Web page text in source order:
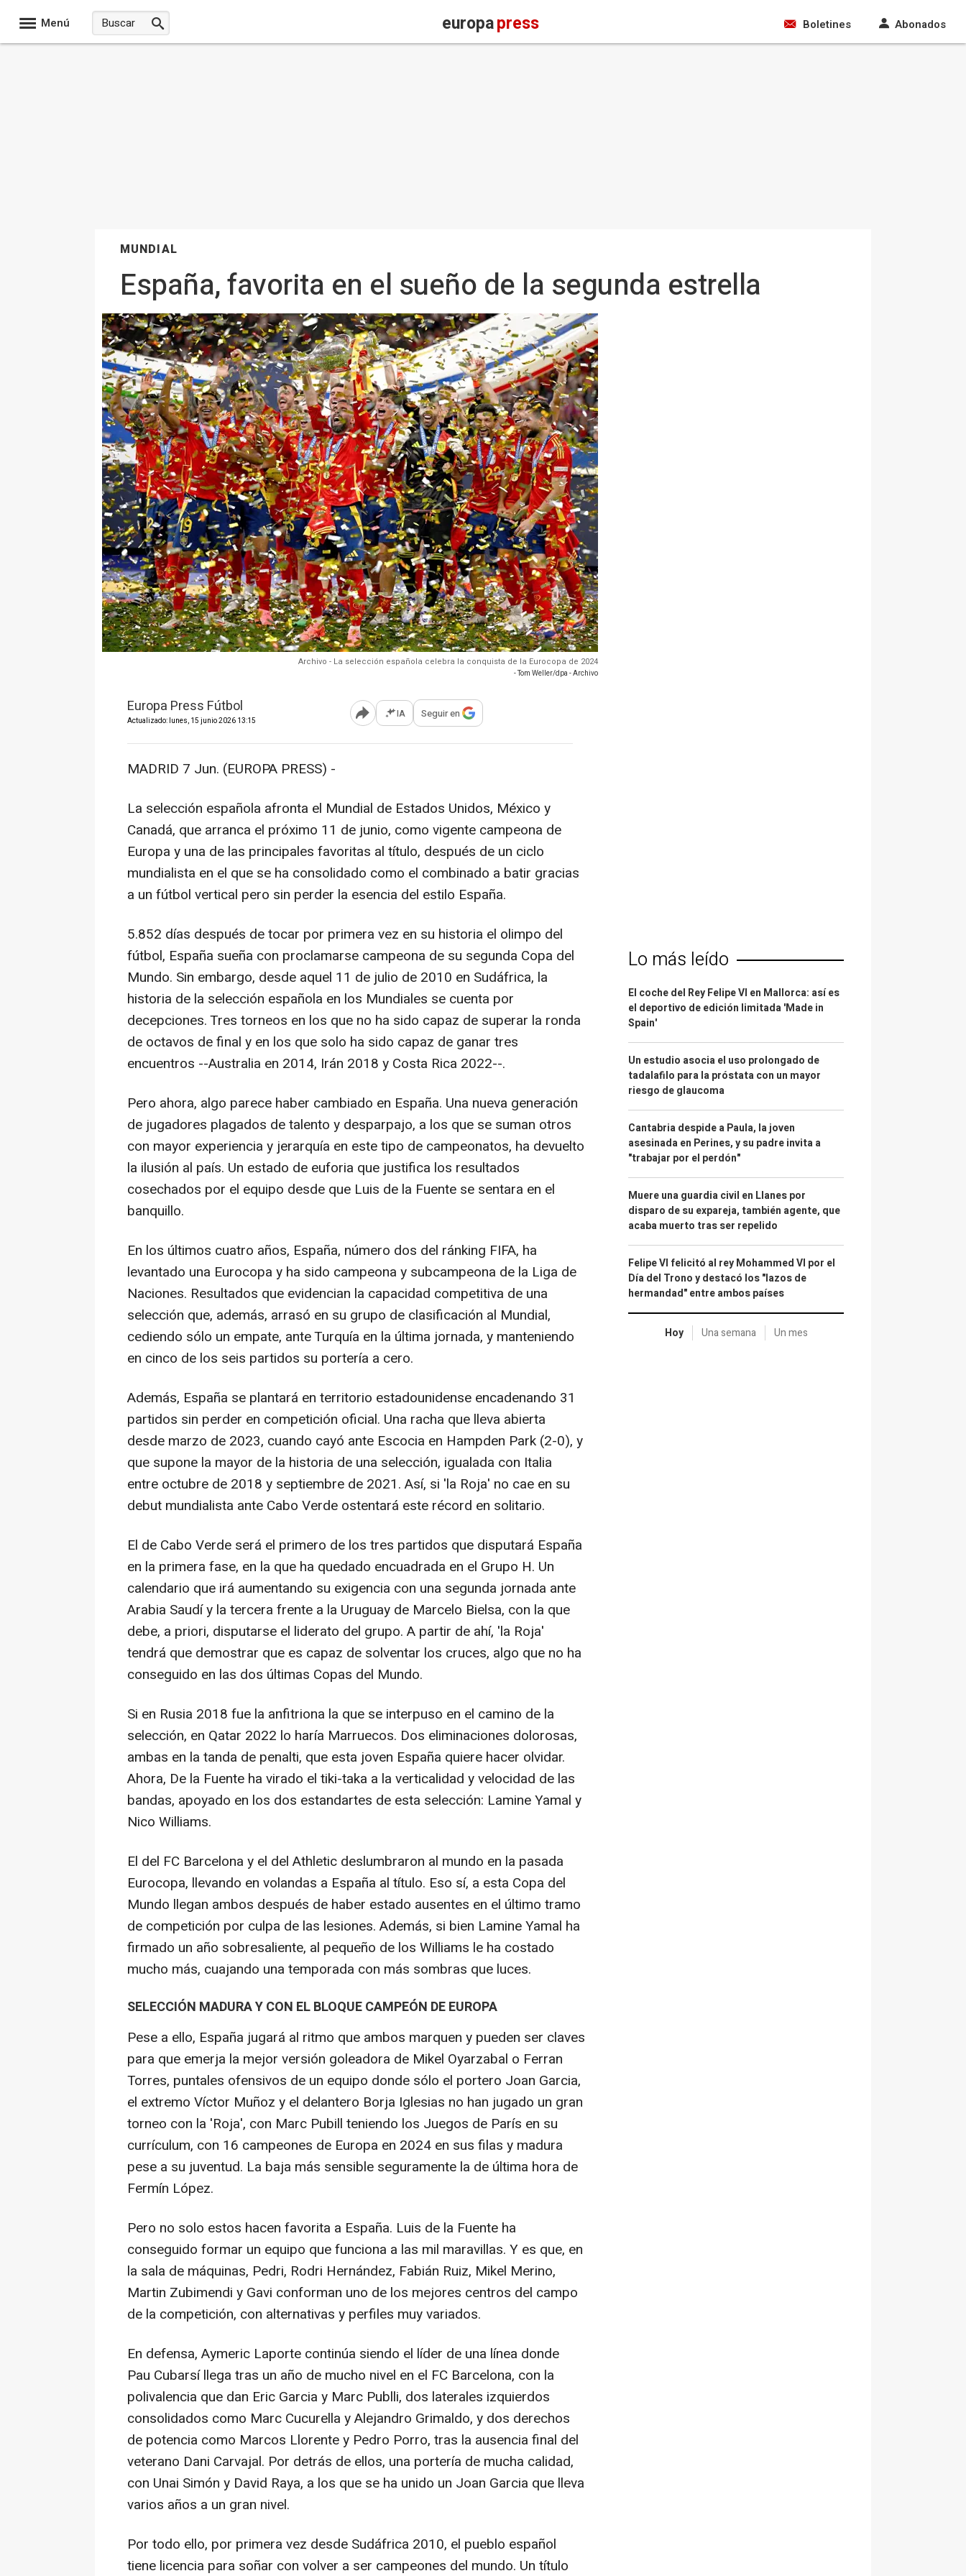
Menú europapress Boletines Abonados
MUNDIAL
España, favorita en el sueño de la segunda estrella
Archivo - La selección española celebra la conquista de la Eurocopa de 2024
- Tom Weller/dpa - Archivo
Europa Press Fútbol
Actualizado: lunes, 15 junio 2026 13:15 Abrir opciones para compartir
IA Seguir en
MADRID 7 Jun. (EUROPA PRESS) -
La selección española afronta el Mundial de Estados Unidos, México y
Canadá, que arranca el próximo 11 de junio, como vigente campeona de
Europa y una de las principales favoritas al título, después de un ciclo
mundialista en el que se ha consolidado como el combinado a batir gracias
a un fútbol vertical pero sin perder la esencia del estilo España.
5.852 días después de tocar por primera vez en su historia el olimpo del
fútbol, España sueña con proclamarse campeona de su segunda Copa del
Mundo. Sin embargo, desde aquel 11 de julio de 2010 en Sudáfrica, la
historia de la selección española en los Mundiales se cuenta por
decepciones. Tres torneos en los que no ha sido capaz de superar la ronda
de octavos de final y en los que solo ha sido capaz de ganar tres
encuentros --Australia en 2014, Irán 2018 y Costa Rica 2022--.
Pero ahora, algo parece haber cambiado en España. Una nueva generación
de jugadores plagados de talento y desparpajo, a los que se suman otros
con mayor experiencia y jerarquía en este tipo de campeonatos, ha devuelto
la ilusión al país. Un estado de euforia que justifica los resultados
cosechados por el equipo desde que Luis de la Fuente se sentara en el
banquillo.
En los últimos cuatro años, España, número dos del ránking FIFA, ha
levantado una Eurocopa y ha sido campeona y subcampeona de la Liga de
Naciones. Resultados que evidencian la capacidad competitiva de una
selección que, además, arrasó en su grupo de clasificación al Mundial,
cediendo sólo un empate, ante Turquía en la última jornada, y manteniendo
en cinco de los seis partidos su portería a cero.
Además, España se plantará en territorio estadounidense encadenando 31
partidos sin perder en competición oficial. Una racha que lleva abierta
desde marzo de 2023, cuando cayó ante Escocia en Hampden Park (2-0), y
que supone la mayor de la historia de una selección, igualada con Italia
entre octubre de 2018 y septiembre de 2021. Así, si 'la Roja' no cae en su
debut mundialista ante Cabo Verde ostentará este récord en solitario.
El de Cabo Verde será el primero de los tres partidos que disputará España
en la primera fase, en la que ha quedado encuadrada en el Grupo H. Un
calendario que irá aumentando su exigencia con una segunda jornada ante
Arabia Saudí y la tercera frente a la Uruguay de Marcelo Bielsa, con la que
debe, a priori, disputarse el liderato del grupo. A partir de ahí, 'la Roja'
tendrá que demostrar que es capaz de solventar los cruces, algo que no ha
conseguido en las dos últimas Copas del Mundo.
Si en Rusia 2018 fue la anfitriona la que se interpuso en el camino de la
selección, en Qatar 2022 lo haría Marruecos. Dos eliminaciones dolorosas,
ambas en la tanda de penalti, que esta joven España quiere hacer olvidar.
Ahora, De la Fuente ha virado el tiki-taka a la verticalidad y velocidad de las
bandas, apoyado en los dos estandartes de esta selección: Lamine Yamal y
Nico Williams.
El del FC Barcelona y el del Athletic deslumbraron al mundo en la pasada
Eurocopa, llevando en volandas a España al título. Eso sí, a esta Copa del
Mundo llegan ambos después de haber estado ausentes en el último tramo
de competición por culpa de las lesiones. Además, si bien Lamine Yamal ha
firmado un año sobresaliente, al pequeño de los Williams le ha costado
mucho más, cuajando una temporada con más sombras que luces.
SELECCIÓN MADURA Y CON EL BLOQUE CAMPEÓN DE EUROPA
Pese a ello, España jugará al ritmo que ambos marquen y pueden ser claves
para que emerja la mejor versión goleadora de Mikel Oyarzabal o Ferran
Torres, puntales ofensivos de un equipo donde sólo el portero Joan Garcia,
el extremo Víctor Muñoz y el delantero Borja Iglesias no han jugado un gran
torneo con la 'Roja', con Marc Pubill teniendo los Juegos de París en su
currículum, con 16 campeones de Europa en 2024 en sus filas y madura
pese a su juventud. La baja más sensible seguramente la de última hora de
Fermín López.
Pero no solo estos hacen favorita a España. Luis de la Fuente ha
conseguido formar un equipo que funciona a las mil maravillas. Y es que, en
la sala de máquinas, Pedri, Rodri Hernández, Fabián Ruiz, Mikel Merino,
Martin Zubimendi y Gavi conforman uno de los mejores centros del campo
de la competición, con alternativas y perfiles muy variados.
En defensa, Aymeric Laporte continúa siendo el líder de una línea donde
Pau Cubarsí llega tras un año de mucho nivel en el FC Barcelona, con la
polivalencia que dan Eric Garcia y Marc Publli, dos laterales izquierdos
consolidados como Marc Cucurella y Alejandro Grimaldo, y dos derechos
de potencia como Marcos Llorente y Pedro Porro, tras la ausencia final del
veterano Dani Carvajal. Por detrás de ellos, una portería de mucha calidad,
con Unai Simón y David Raya, a los que se ha unido un Joan Garcia que lleva
varios años a un gran nivel.
Por todo ello, por primera vez desde Sudáfrica 2010, el pueblo español
tiene licencia para soñar con volver a ser campeones del mundo. Un título
Lo más leído
El coche del Rey Felipe VI en Mallorca: así es
el deportivo de edición limitada 'Made in
Spain'
Un estudio asocia el uso prolongado de
tadalafilo para la próstata con un mayor
riesgo de glaucoma
Cantabria despide a Paula, la joven
asesinada en Perines, y su padre invita a
"trabajar por el perdón"
Muere una guardia civil en Llanes por
disparo de su expareja, también agente, que
acaba muerto tras ser repelido
Felipe VI felicitó al rey Mohammed VI por el
Día del Trono y destacó los "lazos de
hermandad" entre ambos países
Hoy Una semana Un mes